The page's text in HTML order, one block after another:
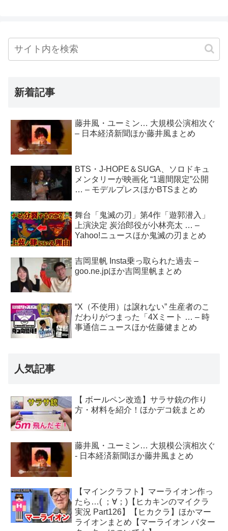
新着記事
藤井風・ユーミン… 大規模公演相次ぐ
– 日本経済新聞ほか藤井風まとめ
BTS・J-HOPE＆SUGA、ソロドキュ
メンタリーが映画化 “1週間限定”公開
… – モデルプレスほかBTSまとめ
舞台「鬼滅の刃」第4作「遊郭潜入」
上演決定 炭治郎役が小林亮太 … –
Yahoo!ニュースほか鬼滅の刃まとめ
吉岡里帆 Insta乗っ取られた過去 –
goo.ne.jpほか吉岡里帆まとめ
“X（不使用）は譲れない” 生産者のこ
だわりがつまった「4Xミート … – 時
事通信ニュースほか佐藤健まとめ
人気記事
【 ボールペン改造】サラサ銃の作り
方・材料を紹介！ほかデコ銃まとめ
藤井風・ユーミン… 大規模公演相次ぐ
- 日本経済新聞ほか藤井風まとめ
【マインクラフト】マーライオン作っ
たら…( ；∀；)【ヒカキンのマイクラ
実況 Part126】【ヒカクラ】ほかマー
ライオンまとめ【マーライオン バター